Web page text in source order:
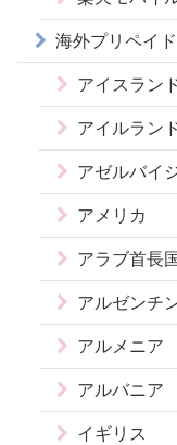
海外プリペイ
アイスラン
アイルラン
アゼルバイ
アメリカ
アラブ首長
アルゼンチ
アルメニア
アルバニア
イギリス